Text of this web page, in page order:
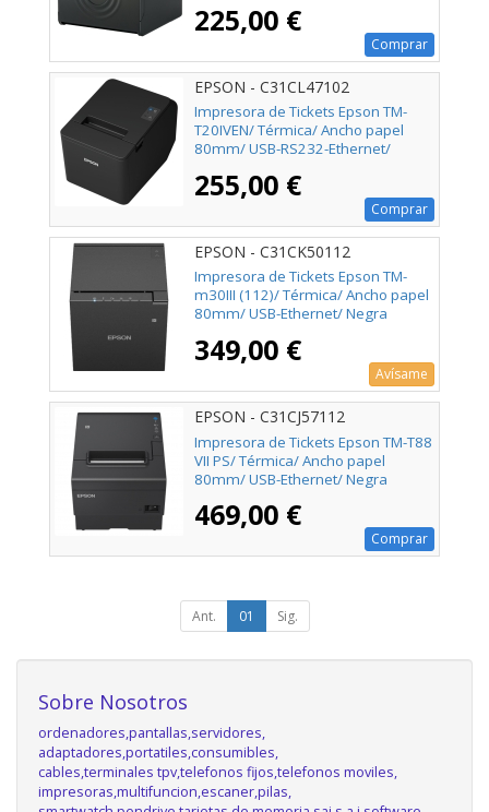
225,00 €
Comprar
EPSON - C31CL47102
Impresora de Tickets Epson TM-
T20IVEN/ Térmica/ Ancho papel
80mm/ USB-RS232-Ethernet/
255,00 €
Comprar
EPSON - C31CK50112
Impresora de Tickets Epson TM-
m30III (112)/ Térmica/ Ancho papel
80mm/ USB-Ethernet/ Negra
349,00 €
Avísame
EPSON - C31CJ57112
Impresora de Tickets Epson TM-T88
VII PS/ Térmica/ Ancho papel
80mm/ USB-Ethernet/ Negra
469,00 €
Comprar
Ant. 01 Sig.
Sobre Nosotros
ordenadores,pantallas,servidores,
adaptadores,portatiles,consumibles,
cables,terminales tpv,telefonos fijos,telefonos moviles,
impresoras,multifuncion,escaner,pilas,